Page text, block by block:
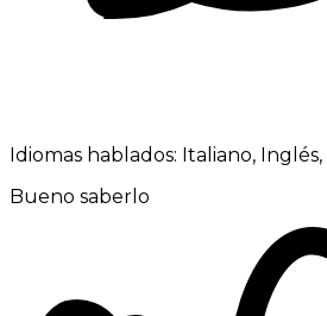
Idiomas hablados: Italiano,
Bueno saberlo